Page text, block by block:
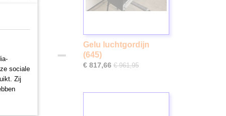
Gelu luchtgordijn
(645)
€ 817,66 € 961,95
sociale
Zij